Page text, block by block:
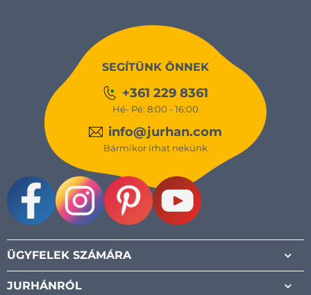
SEGÍTÜNK ÖNNEK
+361 229 8361
Hé- Pé: 8:00 - 16:00
info@jurhan.com
Bármikor írhat nekünk
ÜGYFELEK SZÁMÁRA
JURHÁNRÓL